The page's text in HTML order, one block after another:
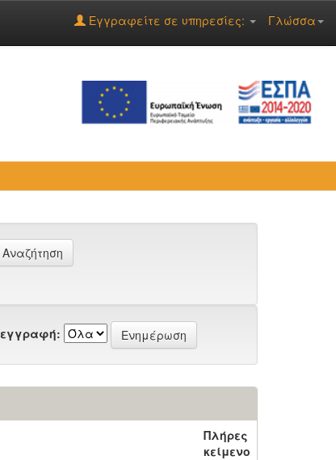
Γλώσσα
Εγγραφείτε σε υπηρεσίες:
Πλήρες
κείμενο